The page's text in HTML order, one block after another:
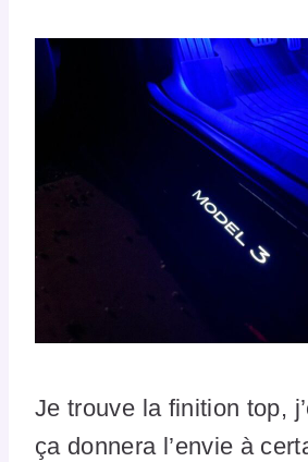
Je trouve la finition top,
ça donnera l’envie à